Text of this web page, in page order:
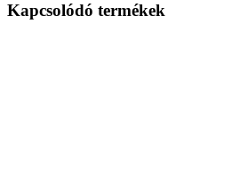
Kapcsolódó termékek